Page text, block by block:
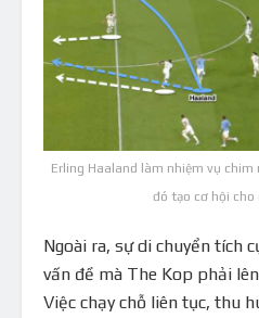
Erling Haaland làm nhiệm vụ
đó tạo cơ hội cho
Ngoài ra, sự di chuyển tích
vấn đề mà The Kop phải
Việc chạy chỗ liên tục, thu